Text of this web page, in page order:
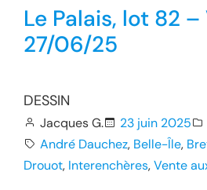
Le Palais, lot 82
27/06/25
DESSIN
Jacques G. 23 juin 2025
André Dauchez, Belle-Île,
Drouot, Interenchères, Vente